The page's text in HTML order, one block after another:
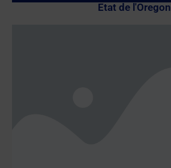
Etat de l'Oregon